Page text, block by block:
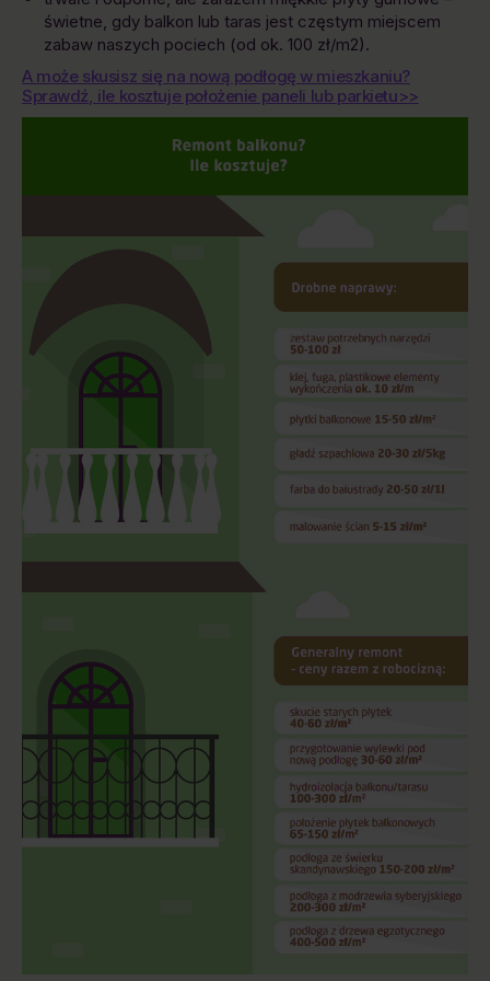
świetne, gdy balkon lub taras jest częstym miejscem
zabaw naszych pociech (od ok. 100 zł/m2).
A może skusisz się na nową podłogę w mieszkaniu?
Sprawdź, ile kosztuje położenie paneli lub parkietu>>